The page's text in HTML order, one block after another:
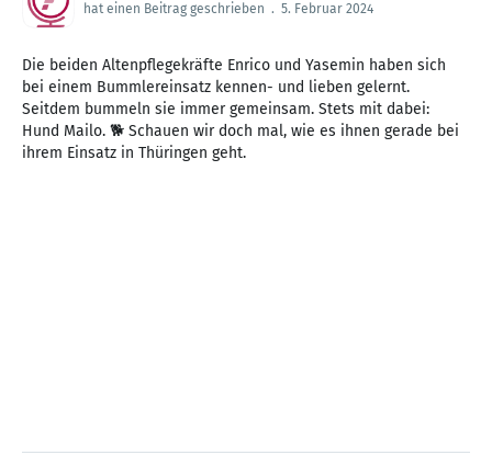
hat einen Beitrag geschrieben . 5. Februar 2024
Die beiden Altenpflegekräfte Enrico und Yasemin haben sich
bei einem Bummlereinsatz kennen- und lieben gelernt.
Seitdem bummeln sie immer gemeinsam. Stets mit dabei:
Hund Mailo. 🐕 Schauen wir doch mal, wie es ihnen gerade bei
ihrem Einsatz in Thüringen geht.